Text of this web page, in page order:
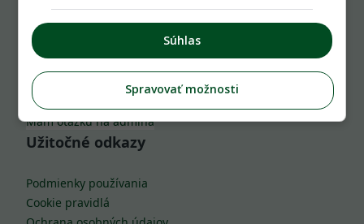
Komu môžeš napísať
info@zahrada.sk
Nahlás chybu
Mám otázku na admina
Užitočné odkazy
Podmienky používania
Cookie pravidlá
Súhlas
Spravovať možnosti